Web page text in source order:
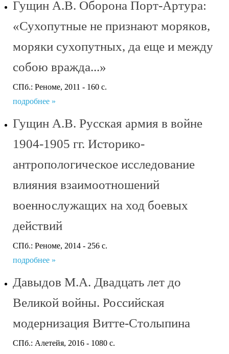
Гущин А.В. Оборона Порт-Артура:
«Сухопутные не признают моряков,
моряки сухопутных, да еще и между
собою вражда...»
СПб.: Реноме, 2011 - 160 с.
подробнее »
Гущин А.В. Русская армия в войне
1904-1905 гг. Историко-
антропологическое исследование
влияния взаимоотношений
военнослужащих на ход боевых
действий
СПб.: Реноме, 2014 - 256 с.
подробнее »
Давыдов М.А. Двадцать лет до
Великой войны. Российская
модернизация Витте-Столыпина
СПб.: Алетейя, 2016 - 1080 с.